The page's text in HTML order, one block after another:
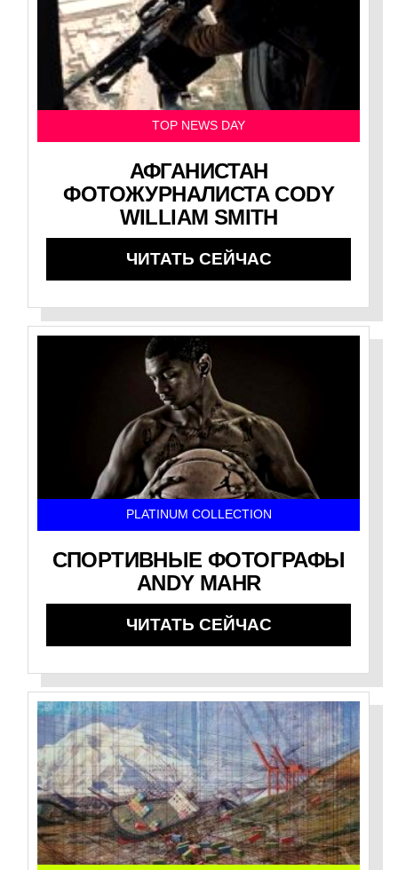
TOP NEWS DAY
АФГАНИСТАН
ФОТОЖУРНАЛИСТА CODY
WILLIAM SMITH
ЧИТАТЬ СЕЙЧАС
PLATINUM COLLECTION
СПОРТИВНЫЕ ФОТОГРАФЫ
ANDY MAHR
ЧИТАТЬ СЕЙЧАС